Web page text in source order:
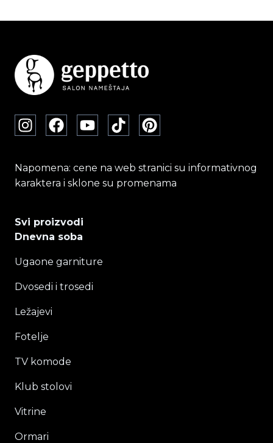
Napomena: cene na web stranici su informativnog
karaktera i sklone su promenama
Svi proizvodi
Dnevna soba
Ugaone garniture
Dvosedi i trosedi
Ležajevi
Fotelje
TV komode
Klub stolovi
Vitrine
Ormari